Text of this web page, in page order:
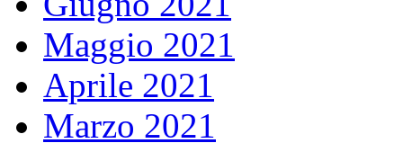
Maggio 2021
Aprile 2021
Marzo 2021